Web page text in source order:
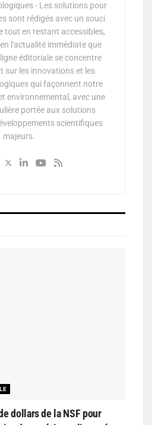
- Les solutions pour
sont rédigés avec un souci
tout en restant accessibles,
l'actualité immédiate que
éditoriale se concentre
sur les innovations et les
qui façonnent notre
environnemental, avec une
portée aux solutions
scientifiques
majeurs.
dollars de la NSF pour